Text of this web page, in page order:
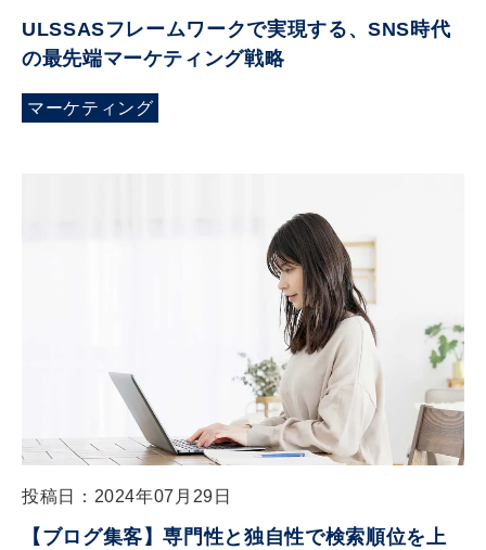
ULSSASフレームワークで実現する、SNS時代
の最先端マーケティング戦略
マーケティング
投稿日：2024年07月29日
【ブログ集客】専門性と独自性で検索順位を上